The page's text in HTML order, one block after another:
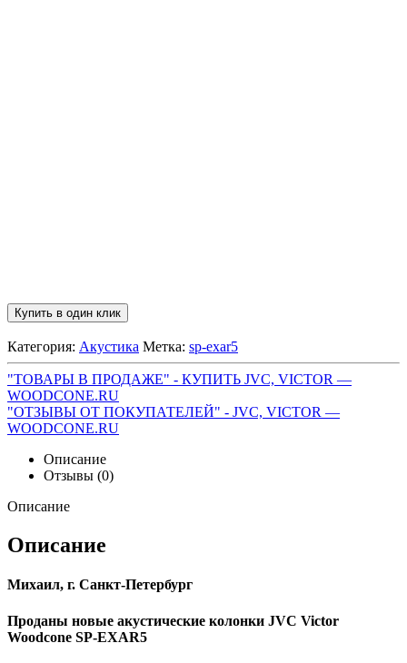
Купить в один клик
Категория: Акустика Метка: sp-exar5
"ТОВАРЫ В ПРОДАЖЕ" - КУПИТЬ JVC, VICTOR —
WOODCONE.RU
"ОТЗЫВЫ ОТ ПОКУПАТЕЛЕЙ" - JVC, VICTOR —
WOODCONE.RU
Описание
Отзывы (0)
Описание
Описание
Михаил, г. Санкт-Петербург
Проданы новые акустические колонки JVC Victor
Woodcone SP-EXAR5